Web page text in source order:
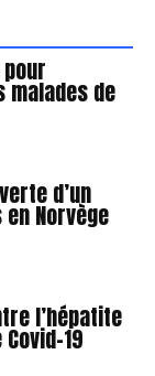
malades de
d’un
Norvège
l’hépatite
19